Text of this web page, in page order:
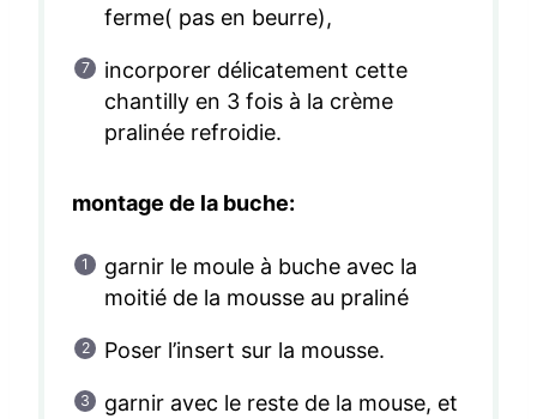
ferme( pas en beurre),
incorporer délicatement cette
chantilly en 3 fois à la crème
pralinée refroidie.
montage de la buche:
garnir le moule à buche avec la
moitié de la mousse au praliné
Poser l’insert sur la mousse.
garnir avec le reste de la mouse, et